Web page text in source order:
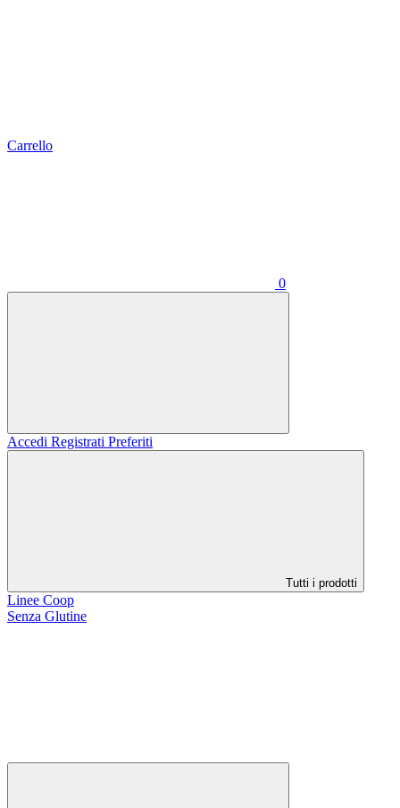
Carrello
0
Accedi Registrati Preferiti
Tutti i prodotti
Linee Coop
Senza Glutine